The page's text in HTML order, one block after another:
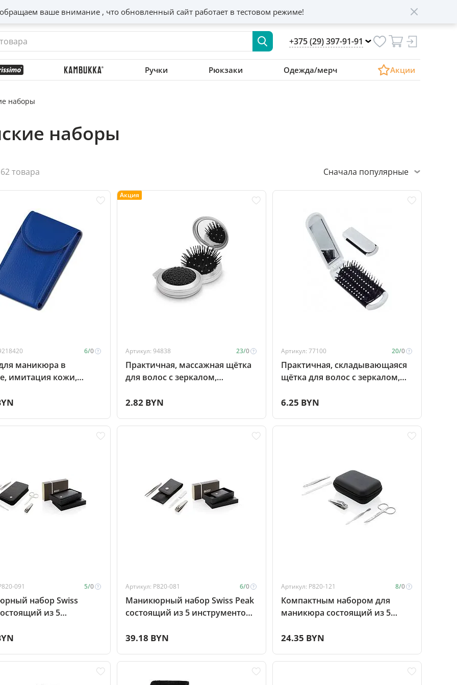
ваше внимание , что обновленный сайт работает в тестовом режиме!
+375 (29) 397-91-91
Ручки Рюкзаки Одежда/мерч Акции
наборы
наборы
товара Сначала популярные
6/0
маникюра в
имитация кожи,
Акция
Артикул: 94838 23/0
Практичная, массажная щётка
для волос с зеркалом,
2.82 BYN
Артикул: 77100 20/0
Практичная, складывающаяся
щётка для волос с зеркалом,
6.25 BYN
091 5/0
набор Swiss
из 5
Артикул: P820-081 6/0
Маникюрный набор Swiss Peak
состоящий из 5 инструментов,
39.18 BYN
Артикул: P820-121 8/0
Компактным набором для
маникюра состоящий из 5
24.35 BYN